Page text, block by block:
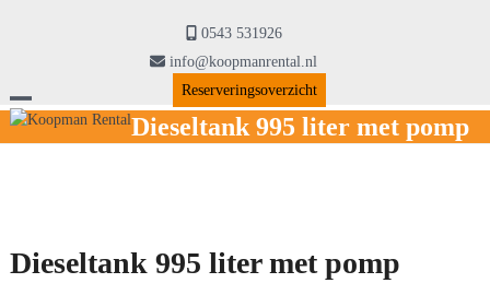
0543 531926
info@koopmanrental.nl
Reserveringsoverzicht
Open
Close
Dieseltank 995 liter met pomp
Dieseltank 995 liter met pomp